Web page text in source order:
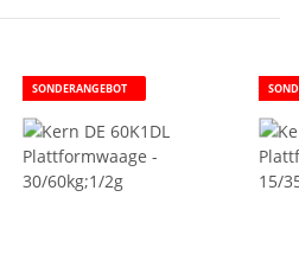
SONDERANGEBOT